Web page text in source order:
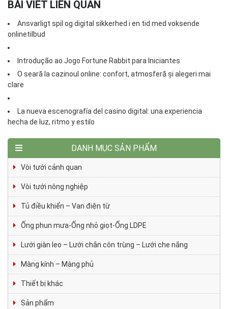
BÀI VIẾT LIÊN QUAN
Ansvarligt spil og digital sikkerhed i en tid med voksende
onlinetilbud
Introdução ao Jogo Fortune Rabbit para Iniciantes
O seară la cazinoul online: confort, atmosferă și alegeri mai
clare
La nueva escenografía del casino digital: una experiencia
hecha de luz, ritmo y estilo
DANH MỤC SẢN PHẨM
Vòi tưới cảnh quan
Vòi tưới nông nghiệp
Tủ điều khiển – Van điện từ
Ống phun mưa-Ống nhỏ giọt-Ống LDPE
Lưới giàn leo – Lưới chắn côn trùng – Lưới che nắng
Màng kính – Màng phủ
Thiết bị khác
Sản phẩm